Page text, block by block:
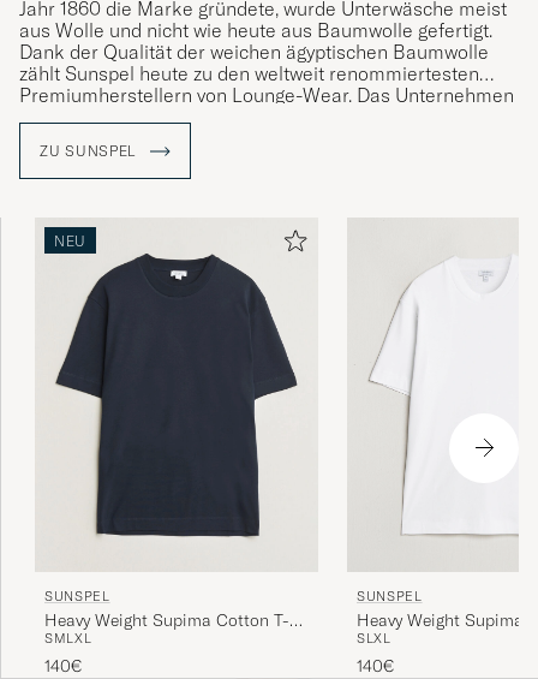
Jahr 1860 die Marke gründete, wurde Unterwäsche meist
aus Wolle und nicht wie heute aus Baumwolle gefertigt.
Dank der Qualität der weichen ägyptischen Baumwolle
zählt Sunspel heute zu den weltweit renommiertesten
Premiumherstellern von Lounge-Wear. Das Unternehmen
verfolgt konstant diese Linie und steht für einfachen
ZU SUNSPEL
NEU
SUNSPEL
Heavy Weight Supima Cotton T-
Shirt Midnight Navy
SMLXL
140€
SUNSPEL
Heavy Weight Supima
Shirt White
SLXL
140€